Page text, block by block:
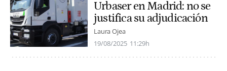
Urbaser en Madrid: no se
justifica su adjudicación
Laura Ojea
19/08/2025 11:29h